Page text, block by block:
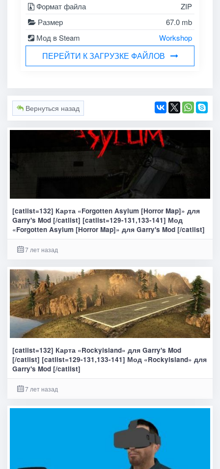
Формат файла
ZIP
Размер
67.0 mb
Мод в Steam
Workshop
ПЕРЕЙТИ К ЗАГРУЗКЕ ФАЙЛОВ
Вернуться назад
[catlist=132] Карта «Forgotten Asylum [Horror Map]» для
Garry's Mod [/catlist] [catlist=129-131,133-141] Мод
«Forgotten Asylum [Horror Map]» для Garry's Mod [/catlist]
7 лет назад
[catlist=132] Карта «Rockyisland» для Garry's Mod
[/catlist] [catlist=129-131,133-141] Мод «Rockyisland» для
Garry's Mod [/catlist]
7 лет назад